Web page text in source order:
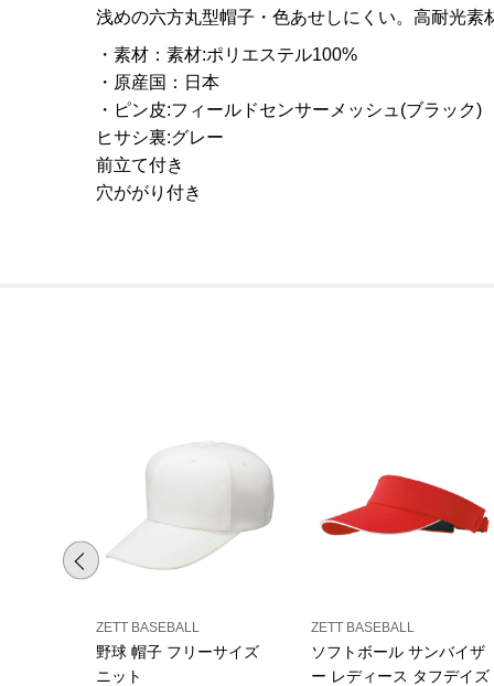
浅めの六方丸型帽子・色あせしにくい。高耐光
素材 ： 素材:ポリエステル100%
原産国 ： 日本
ピン皮:フィールドセンサーメッシュ(ブラック)
ヒサシ裏:グレー
前立て付き
穴ががり付き
ZETT BASEBALL
野球 帽子 フリーサイズ
ニット
ZETT BASEBALL
ソフトボール サンバイザ
ー レディース タフデイズ